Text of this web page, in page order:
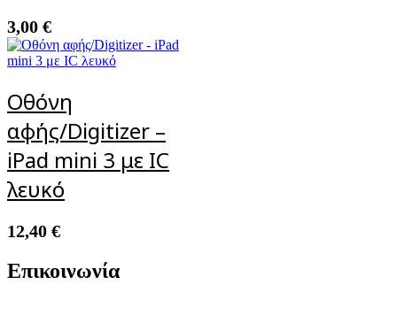
3,00 €
Οθόνη
αφής/Digitizer –
iPad mini 3 με IC
λευκό
12,40 €
Επικοινωνία